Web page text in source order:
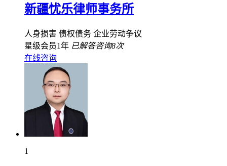
新疆忧乐律师事务所
人身损害 债权债务 企业劳动争议
星级会员1年 已解答咨询8次
在线咨询
1